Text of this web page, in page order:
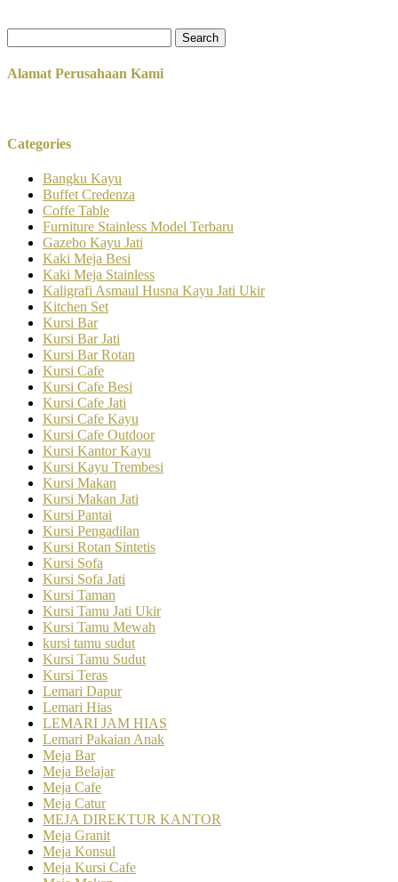
for:
Alamat Perusahaan Kami
Categories
Bangku Kayu
Buffet Credenza
Coffe Table
Furniture Stainless Model Terbaru
Gazebo Kayu Jati
Kaki Meja Besi
Kaki Meja Stainless
Kaligrafi Asmaul Husna Kayu Jati Ukir
Kitchen Set
Kursi Bar
Kursi Bar Jati
Kursi Bar Rotan
Kursi Cafe
Kursi Cafe Besi
Kursi Cafe Jati
Kursi Cafe Kayu
Kursi Cafe Outdoor
Kursi Kantor Kayu
Kursi Kayu Trembesi
Kursi Makan
Kursi Makan Jati
Kursi Pantai
Kursi Pengadilan
Kursi Rotan Sintetis
Kursi Sofa
Kursi Sofa Jati
Kursi Taman
Kursi Tamu Jati Ukir
Kursi Tamu Mewah
kursi tamu sudut
Kursi Tamu Sudut
Kursi Teras
Lemari Dapur
Lemari Hias
LEMARI JAM HIAS
Lemari Pakaian Anak
Meja Bar
Meja Belajar
Meja Cafe
Meja Catur
MEJA DIREKTUR KANTOR
Meja Granit
Meja Konsul
Meja Kursi Cafe